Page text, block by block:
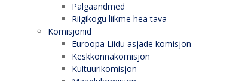
Palgaandmed
Riigikogu liikme hea tava
Komisjonid
Euroopa Liidu asjade komisjon
Keskkonnakomisjon
Kultuurikomisjon